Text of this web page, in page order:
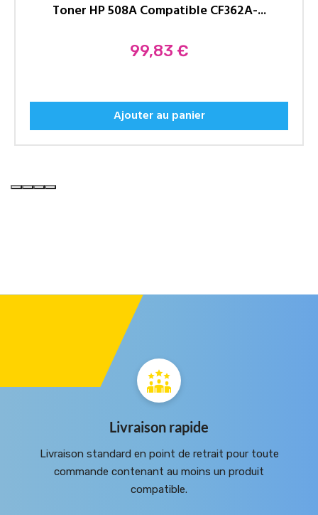
Toner HP 508A Compatible CF362A-...
Prix
99,83 €
Ajouter au panier
Livraison rapide
Livraison standard en point de retrait pour toute
commande contenant au moins un produit
compatible.